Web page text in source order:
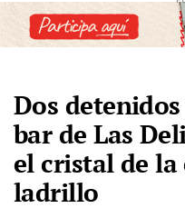
Dos
bar de Las
el cristal de
ladrillo